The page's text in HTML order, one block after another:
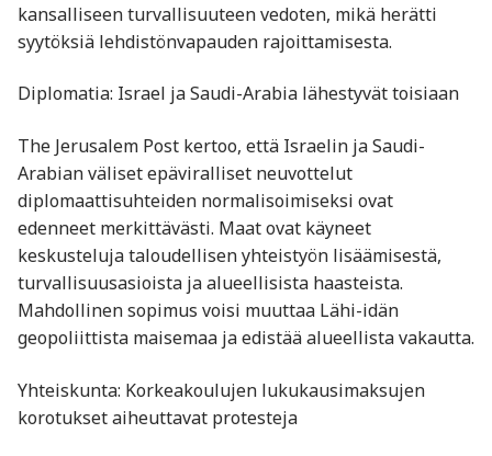
kansalliseen turvallisuuteen vedoten, mikä herätti
syytöksiä lehdistönvapauden rajoittamisesta. ​
Diplomatia: Israel ja Saudi-Arabia lähestyvät toisiaan
The Jerusalem Post kertoo, että Israelin ja Saudi-
Arabian väliset epäviralliset neuvottelut
diplomaattisuhteiden normalisoimiseksi ovat
edenneet merkittävästi. Maat ovat käyneet
keskusteluja taloudellisen yhteistyön lisäämisestä,
turvallisuusasioista ja alueellisista haasteista.
Mahdollinen sopimus voisi muuttaa Lähi-idän
geopoliittista maisemaa ja edistää alueellista vakautta.​
Yhteiskunta: Korkeakoulujen lukukausimaksujen
korotukset aiheuttavat protesteja